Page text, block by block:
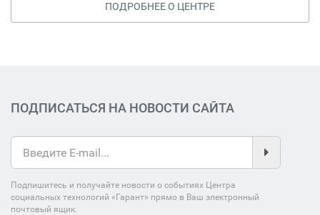
ПОДРОБНЕЕ О ЦЕНТРЕ
ПОДПИСАТЬСЯ НА НОВОСТИ САЙТА
Подпишитесь и получайте новости о событиях Центра
социальных технологий «Гарант» прямо в Ваш электронный
почтовый ящик.